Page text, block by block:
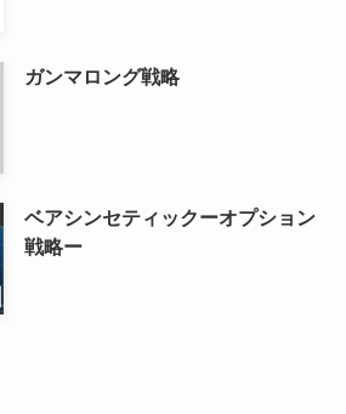
ガンマロング戦略
ベアシンセティックーオプション
戦略ー